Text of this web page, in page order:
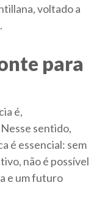
voltado a
para
é,
sentido,
é essencial: sem
não é possível
e um futuro